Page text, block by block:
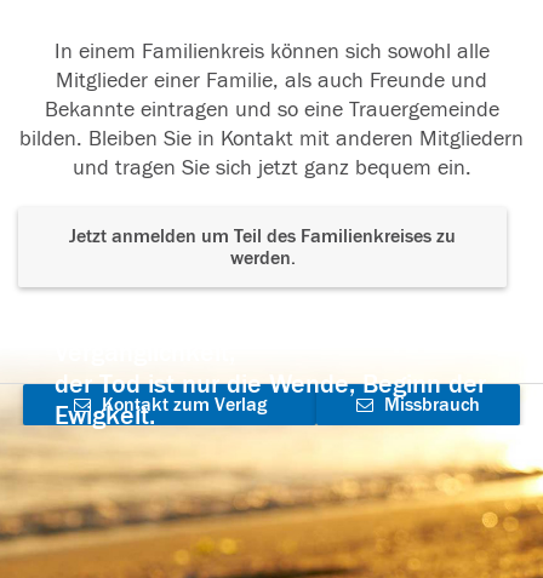
In einem Familienkreis können sich sowohl alle
Mitglieder einer Familie, als auch Freunde und
Bekannte eintragen und so eine Trauergemeinde
bilden. Bleiben Sie in Kontakt mit anderen Mitgliedern
und tragen Sie sich jetzt ganz bequem ein.
Jetzt anmelden um Teil des Familienkreises zu
werden.
der Tod ist nur die Wende, Beginn der
Ewigkeit.
Kontakt zum Verlag
aufnehmen
Missbrauch